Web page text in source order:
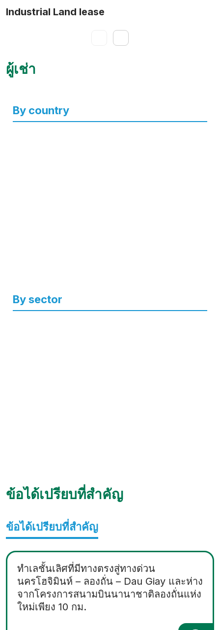
Industrial Land lease
ผู้เช่า
By country
By sector
ข้อได้เปรียบที่สำคัญ
ข้อได้เปรียบที่สำคัญ
ทำเลชั้นเลิศที่มีทางตรงสู่ทางด่วน
นครโฮจิมินห์ – ลองถั่น – Dau Giay และห่าง
จากโครงการสนามบินนานาชาติลองถั่นแห่ง
ใหม่เพียง 10 กม.